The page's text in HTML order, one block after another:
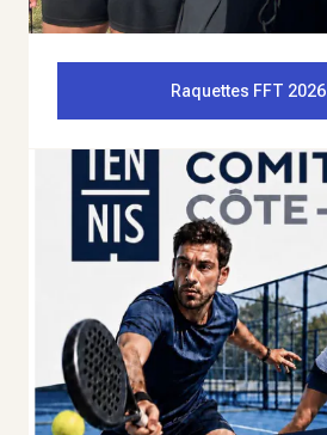
Raquettes FFT 2026